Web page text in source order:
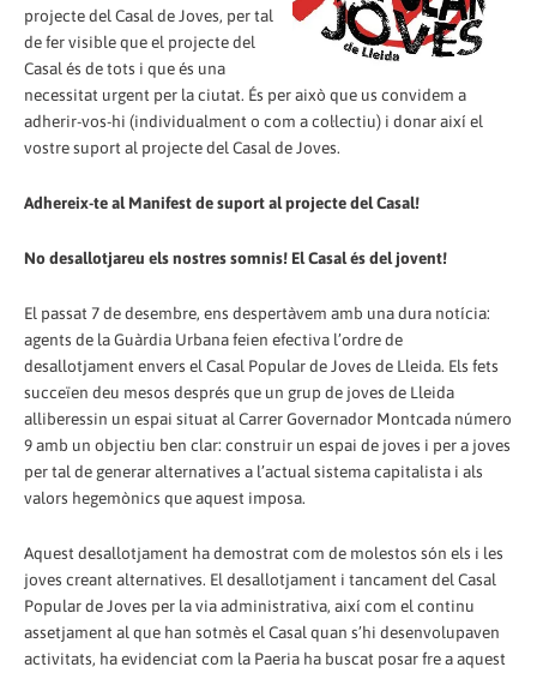
projecte del Casal de Joves, per tal
de fer visible que el projecte del
Casal és de tots i que és una
necessitat urgent per la ciutat. És per això que us convidem a
adherir-vos-hi (individualment o com a col·lectiu) i donar així el
vostre suport al projecte del Casal de Joves.
Adhereix-te al Manifest de suport al projecte del Casal!
No desallotjareu els nostres somnis! El Casal és del jovent!
El passat 7 de desembre, ens despertàvem amb una dura notícia:
agents de la Guàrdia Urbana feien efectiva l’ordre de
desallotjament envers el Casal Popular de Joves de Lleida. Els fets
succeïen deu mesos després que un grup de joves de Lleida
alliberessin un espai situat al Carrer Governador Montcada número
9 amb un objectiu ben clar: construir un espai de joves i per a joves
per tal de generar alternatives a l’actual sistema capitalista i als
valors hegemònics que aquest imposa.
Aquest desallotjament ha demostrat com de molestos són els i les
joves creant alternatives. El desallotjament i tancament del Casal
Popular de Joves per la via administrativa, així com el continu
assetjament al que han sotmès el Casal quan s’hi desenvolupaven
activitats, ha evidenciat com la Paeria ha buscat posar fre a aquest